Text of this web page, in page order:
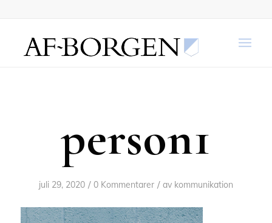
person1
juli 29, 2020 / 0 Kommentarer / av kommunikation